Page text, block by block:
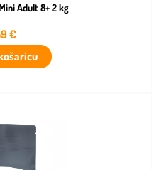
Adult 8+ 2 kg
€